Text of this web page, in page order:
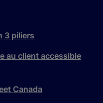
3 piliers
au client accessible
Canada